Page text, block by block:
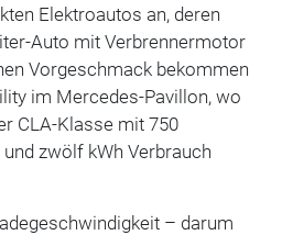
Elektroautos an, deren
Auto mit Verbrennermotor
Vorgeschmack bekommen
im Mercedes-Pavillon, wo
CLA-Klasse mit 750
und zwölf kWh Verbrauch
– darum